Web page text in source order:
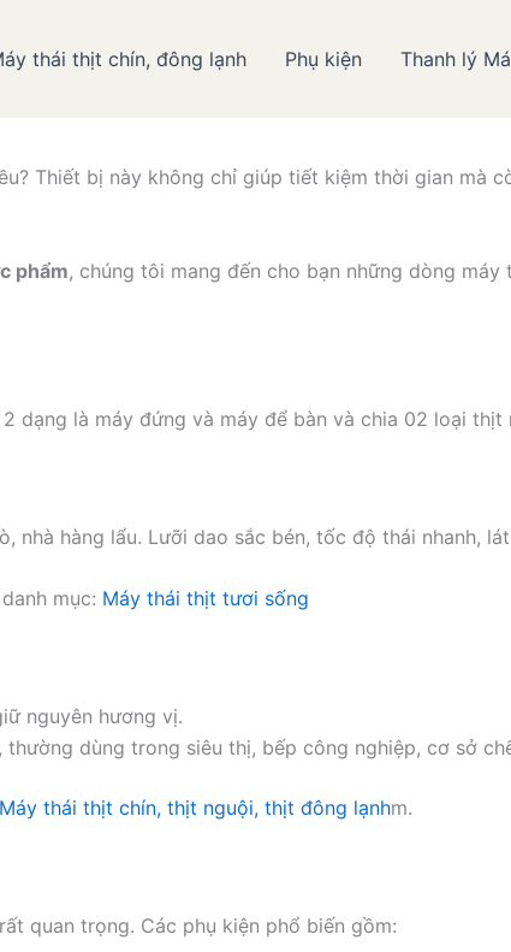
thái thịt chín, đông lạnh Phụ kiện Thanh lý
và Hãng máy thực phẩm
Thiết bị này không chỉ giúp tiết kiệm thời gian mà
phẩm, chúng tôi mang đến cho bạn những dòng
dạng là máy đứng và máy để bàn và chia 02 loại thịt
nhà hàng lẩu. Lưỡi dao sắc bén, tốc độ thái nhanh,
mục: Máy thái thịt tươi sống
nguyên hương vị.
dùng trong siêu thị, bếp công nghiệp, cơ sở
Máy thái thịt chín, thịt nguội, thịt đông lạnhm.
quan trọng. Các phụ kiện phổ biến gồm: